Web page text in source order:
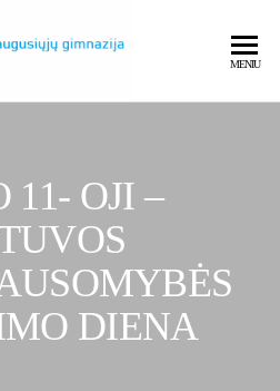
Klaipėdos
MENIU
11- OJI –
DIENA